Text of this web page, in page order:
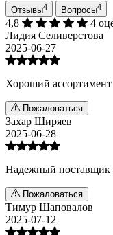
Отзывы4 Вопросы4
4,8
4
Лидия Селиверстова
2025-06-27
Хороший
Пожаловаться
Захар Ширяев
2025-06-28
Надежный поставщик
Пожаловаться
Тимур Шаповалов
2025-07-12